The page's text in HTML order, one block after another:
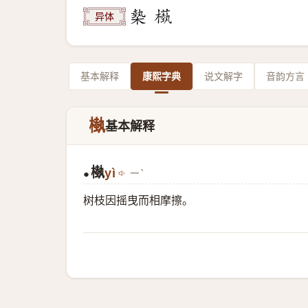
异体
基本解释 康熙字典 说文解字 音韵方言
槸基本解释
● 槸yì ㄧˋ
树枝因摇曳而相摩擦。